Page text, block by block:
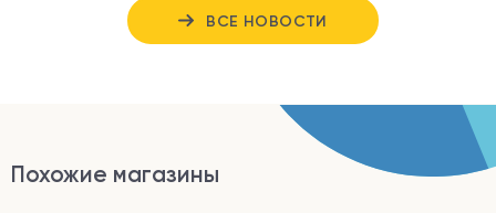
ВСЕ НОВОСТИ
Похожие магазины